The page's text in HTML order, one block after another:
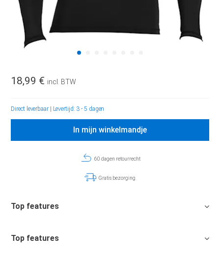
18,99 € incl. BTW
Direct leverbaar Levertijd: 3 - 5 dagen
In mijn winkelmandje
60 dagen retourrecht
Gratis bezorging
Top features
Top features